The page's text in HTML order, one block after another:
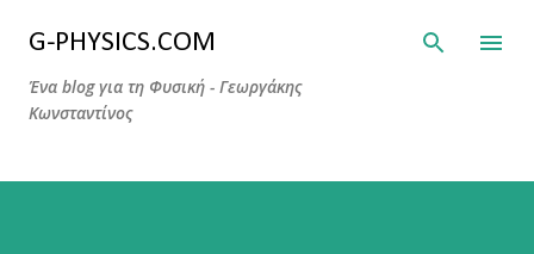
Μετάβαση στο κύριο περιεχόμενο
G-PHYSICS.COM
Ένα blog για τη Φυσική - Γεωργάκης
Κωνσταντίνος